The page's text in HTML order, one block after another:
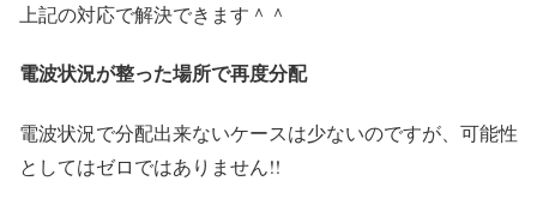
上記の対応で解決できます＾＾
電波状況が整った場所で再度分配
電波状況で分配出来ないケースは少ないのですが、可能性
としてはゼロではありません!!